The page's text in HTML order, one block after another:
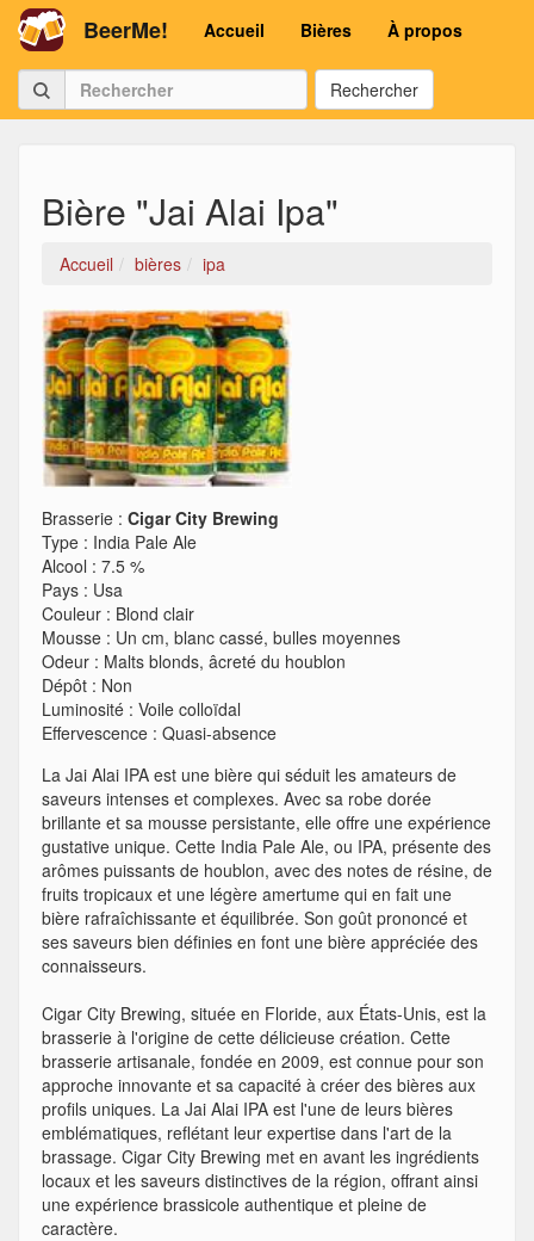
BeerMe! Accueil Bières À propos
Rechercher
Bière "Jai Alai Ipa"
Accueil bières ipa
Brasserie : Cigar City Brewing
Type : India Pale Ale
Alcool : 7.5 %
Pays : Usa
Couleur : Blond clair
Mousse : Un cm, blanc cassé, bulles moyennes
Odeur : Malts blonds, âcreté du houblon
Dépôt : Non
Luminosité : Voile colloïdal
Effervescence : Quasi-absence
La Jai Alai IPA est une bière qui séduit les amateurs de
saveurs intenses et complexes. Avec sa robe dorée
brillante et sa mousse persistante, elle offre une expérience
gustative unique. Cette India Pale Ale, ou IPA, présente des
arômes puissants de houblon, avec des notes de résine, de
fruits tropicaux et une légère amertume qui en fait une
bière rafraîchissante et équilibrée. Son goût prononcé et
ses saveurs bien définies en font une bière appréciée des
connaisseurs.
Cigar City Brewing, située en Floride, aux États-Unis, est la
brasserie à l'origine de cette délicieuse création. Cette
brasserie artisanale, fondée en 2009, est connue pour son
approche innovante et sa capacité à créer des bières aux
profils uniques. La Jai Alai IPA est l'une de leurs bières
emblématiques, reflétant leur expertise dans l'art de la
brassage. Cigar City Brewing met en avant les ingrédients
locaux et les saveurs distinctives de la région, offrant ainsi
une expérience brassicole authentique et pleine de
caractère.